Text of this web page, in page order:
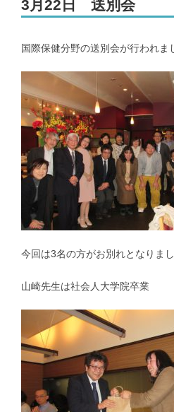
メンバー｜
アクセス｜
都道府県別のCOVID-19患者推移｜
level
新潟県および新潟市のCOVID-19
effective reproduction
抗インフルエンザ剤感受性低下株
RSウイルス｜
地理情報システム｜Geographic
3月22日 送別会
国際保健分野の送別会が行われま
今回は3名の方がお別れとなりまし
山崎先生は社会人大学院卒業